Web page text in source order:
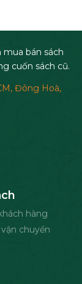
mua bán sách
cuốn sách cũ.
Đông Hoà,
hàng
chuyển